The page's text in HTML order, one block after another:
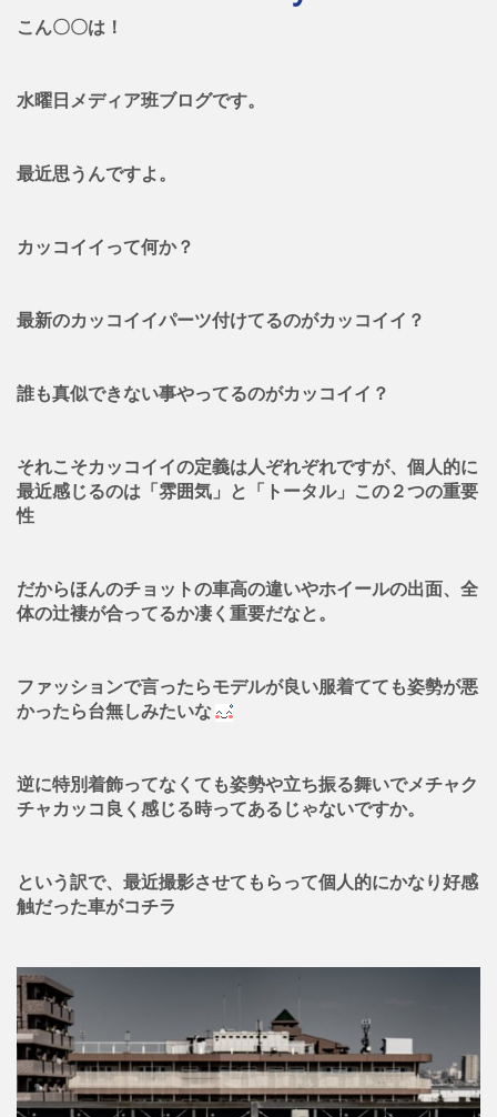
こん〇〇は！
水曜日メディア班ブログです。
最近思うんですよ。
カッコイイって何か？
最新のカッコイイパーツ付けてるのがカッコイイ？
誰も真似できない事やってるのがカッコイイ？
それこそカッコイイの定義は人ぞれぞれですが、個人的に
最近感じるのは「雰囲気」と「トータル」この２つの重要
性
だからほんのチョットの車高の違いやホイールの出面、全
体の辻褄が合ってるか凄く重要だなと。
ファッションで言ったらモデルが良い服着てても姿勢が悪
かったら台無しみたいな
逆に特別着飾ってなくても姿勢や立ち振る舞いでメチャク
チャカッコ良く感じる時ってあるじゃないですか。
という訳で、最近撮影させてもらって個人的にかなり好感
触だった車がコチラ